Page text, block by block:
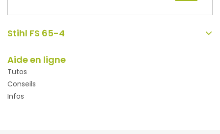
Stihl FS 65-4
Aide en ligne
Tutos
Conseils
Infos